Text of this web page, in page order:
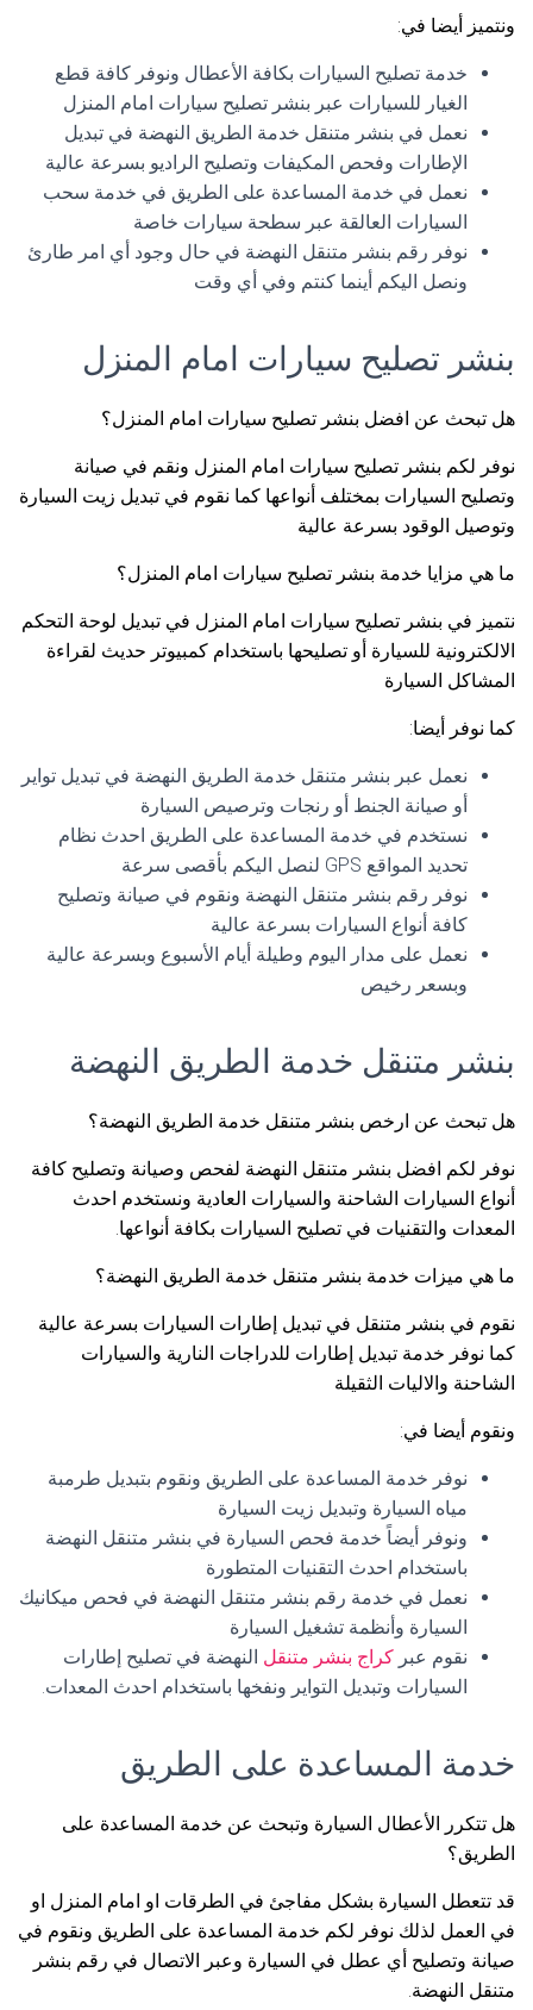
ونتميز أيضا في:
خدمة تصليح السيارات بكافة الأعطال ونوفر كافة قطع
الغيار للسيارات عبر بنشر تصليح سيارات امام المنزل
نعمل في بنشر متنقل خدمة الطريق النهضة في تبديل
الإطارات وفحص المكيفات وتصليح الراديو بسرعة عالية
نعمل في خدمة المساعدة على الطريق في خدمة سحب
السيارات العالقة عبر سطحة سيارات خاصة
نوفر رقم بنشر متنقل النهضة في حال وجود أي امر طارئ
ونصل اليكم أينما كنتم وفي أي وقت
بنشر تصليح سيارات امام المنزل
هل تبحث عن افضل بنشر تصليح سيارات امام المنزل؟
نوفر لكم بنشر تصليح سيارات امام المنزل ونقم في صيانة
وتصليح السيارات بمختلف أنواعها كما نقوم في تبديل زيت السيارة
وتوصيل الوقود بسرعة عالية
ما هي مزايا خدمة بنشر تصليح سيارات امام المنزل؟
نتميز في بنشر تصليح سيارات امام المنزل في تبديل لوحة التحكم
الالكترونية للسيارة أو تصليحها باستخدام كمبيوتر حديث لقراءة
المشاكل السيارة
كما نوفر أيضا:
نعمل عبر بنشر متنقل خدمة الطريق النهضة في تبديل تواير
أو صيانة الجنط أو رنجات وترصيص السيارة
نستخدم في خدمة المساعدة على الطريق احدث نظام
تحديد المواقع GPS لنصل اليكم بأقصى سرعة
نوفر رقم بنشر متنقل النهضة ونقوم في صيانة وتصليح
كافة أنواع السيارات بسرعة عالية
نعمل على مدار اليوم وطيلة أيام الأسبوع وبسرعة عالية
وبسعر رخيص
بنشر متنقل خدمة الطريق النهضة
هل تبحث عن ارخص بنشر متنقل خدمة الطريق النهضة؟
نوفر لكم افضل بنشر متنقل النهضة لفحص وصيانة وتصليح كافة
أنواع السيارات الشاحنة والسيارات العادية ونستخدم احدث
المعدات والتقنيات في تصليح السيارات بكافة أنواعها.
ما هي ميزات خدمة بنشر متنقل خدمة الطريق النهضة؟
نقوم في بنشر متنقل في تبديل إطارات السيارات بسرعة عالية
كما نوفر خدمة تبديل إطارات للدراجات النارية والسيارات
الشاحنة والاليات الثقيلة
ونقوم أيضا في:
نوفر خدمة المساعدة على الطريق ونقوم بتبديل طرمبة
مياه السيارة وتبديل زيت السيارة
ونوفر أيضاً خدمة فحص السيارة في بنشر متنقل النهضة
باستخدام احدث التقنيات المتطورة
نعمل في خدمة رقم بنشر متنقل النهضة في فحص ميكانيك
السيارة وأنظمة تشغيل السيارة
نقوم عبر كراج بنشر متنقل النهضة في تصليح إطارات
السيارات وتبديل التواير ونفخها باستخدام احدث المعدات.
خدمة المساعدة على الطريق
هل تتكرر الأعطال السيارة وتبحث عن خدمة المساعدة على
الطريق؟
قد تتعطل السيارة بشكل مفاجئ في الطرقات او امام المنزل او
في العمل لذلك نوفر لكم خدمة المساعدة على الطريق ونقوم في
صيانة وتصليح أي عطل في السيارة وعبر الاتصال في رقم بنشر
متنقل النهضة.